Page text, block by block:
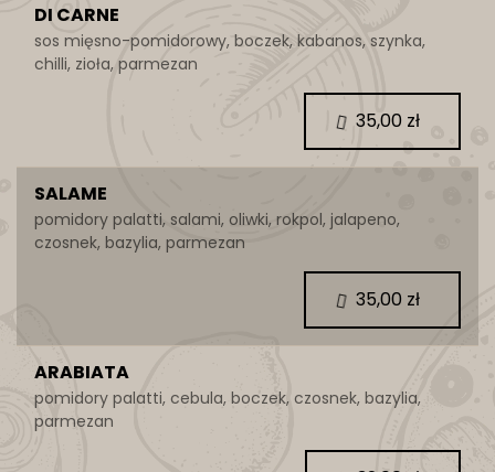
DI CARNE
sos mięsno-pomidorowy, boczek, kabanos, szynka,
chilli, zioła, parmezan
SALAME
pomidory palatti, salami, oliwki, rokpol, jalapeno,
czosnek, bazylia, parmezan
ARABIATA
pomidory palatti, cebula, boczek, czosnek, bazylia,
parmezan